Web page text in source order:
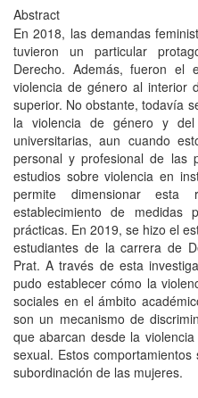
Abstract
En 2018, las demandas
tuvieron un particular
Derecho. Además, fueron el
violencia de género al interior
superior. No obstante, todavía
la violencia de género y
universitarias, aun cuando
personal y profesional de las
estudios sobre violencia en
permite dimensionar
establecimiento de
prácticas. En 2019, se hizo el
estudiantes de la carrera de
Prat. A través de esta
pudo establecer cómo la
sociales en el ámbito
son un mecanismo de
que abarcan desde la
sexual. Estos
subordinación de las mujeres.